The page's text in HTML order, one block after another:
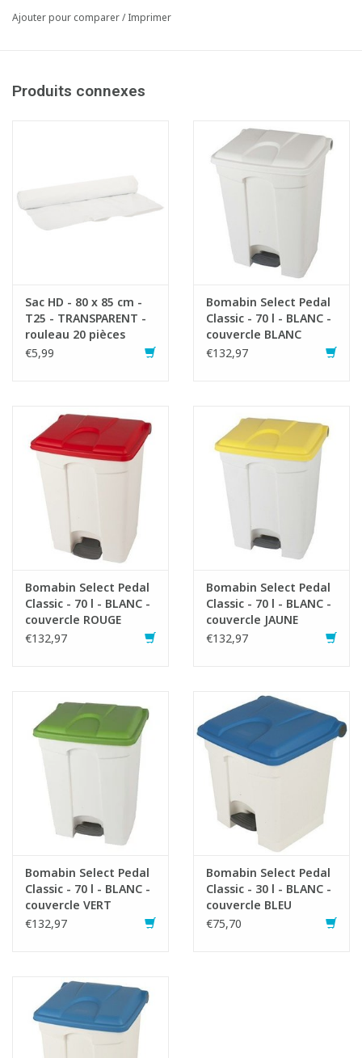
- Facile à nettoyer et à désinfecter : surfaces lisses et coins
- Capacité : 70 litres - LxLxH : 49, x 41,2 x 67,3 cm
1x755405 Bomabin Select Pedal Classic - 70 l - BLANC - sans
1x755414 Couvercle pour Bomabin Select Pedal 70 l - BLEU
1x755448 Etiquettes déchets séparés
Fiche produit
Ajouter pour comparer/Imprimer
Produits connexes
Sac HD - 80 x 85 cm -
T25 - TRANSPARENT -
rouleau 20 pièces
€5,99
Bomabin Select Pedal
Classic - 70 l - BLANC -
couvercle BLANC
€132,97
Bomabin Select Pedal
Classic - 70 l - BLANC -
couvercle ROUGE
€132,97
Bomabin Select Pedal
Classic - 70 l - BLANC -
couvercle JAUNE
€132,97
Bomabin Select Pedal
Classic - 70 l - BLANC -
couvercle VERT
€132,97
Bomabin Select Pedal
Classic - 30 l - BLANC -
couvercle BLEU
€75,70